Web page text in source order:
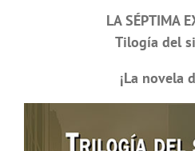
LA SÉPTIMA
Tilogía del
¡La novela